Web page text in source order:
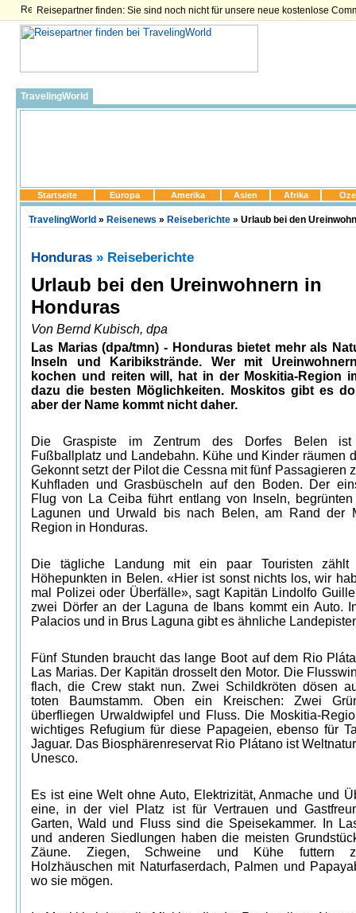
Reisepartner finden: Sie sind noch nicht für unsere neue kostenlose
TravelingWorld
Startseite Europa Amerika Asien Afrika
TravelingWorld » Reisenews » Reiseberichte » Urlaub bei den
Honduras » Reiseberichte
Urlaub bei den Ureinwohnern in
Honduras
Von Bernd Kubisch, dpa
Las Marias (dpa/tmn) - Honduras bietet mehr als
Inseln und Karibikstrände. Wer mit
kochen und reiten will, hat in der Moskitia-Region
dazu die besten Möglichkeiten. Moskitos gibt es
aber der Name kommt nicht daher.
Die Graspiste im Zentrum des Dorfes Belen ist
Fußballplatz und Landebahn. Kühe und Kinder räumen
Gekonnt setzt der Pilot die Cessna mit fünf Passagieren
Kuhfladen und Grasbüscheln auf den Boden. Der
Flug von La Ceiba führt entlang von Inseln, begrünten
Lagunen und Urwald bis nach Belen, am Rand der
Region in Honduras.
Die tägliche Landung mit ein paar Touristen
Höhepunkten in Belen. «Hier ist sonst nichts los, wir
mal Polizei oder Überfälle», sagt Kapitän Lindolfo
zwei Dörfer an der Laguna de Ibans kommt ein Auto.
Palacios und in Brus Laguna gibt es ähnliche
Fünf Stunden braucht das lange Boot auf dem Rio
Las Marias. Der Kapitän drosselt den Motor. Die
flach, die Crew stakt nun. Zwei Schildkröten dösen
toten Baumstamm. Oben ein Kreischen: Zwei
überfliegen Urwaldwipfel und Fluss. Die Moskitia-
wichtiges Refugium für diese Papageien, ebenso für
Jaguar. Das Biosphärenreservat Rio Plátano ist
Unesco.
Es ist eine Welt ohne Auto, Elektrizität, Anmache und
eine, in der viel Platz ist für Vertrauen und
Garten, Wald und Fluss sind die Speisekammer. In
und anderen Siedlungen haben die meisten
Zäune. Ziegen, Schweine und Kühe futtern
Holzhäuschen mit Naturfaserdach, Palmen und
wo sie mögen.